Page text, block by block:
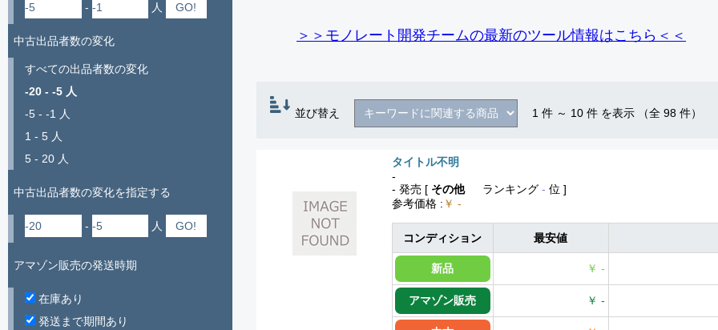
＞＞モノレート開発チームの最新のツール情報はこちら＜＜
並び替え 1 件 ～ 10 件 を表示 （全 98 件）
タイトル不明
-
- 発売 [ その他 ランキング - 位 ]
参考価格 : ￥ -
コンディション 最安値
新品 ￥ -
アマゾン販売 ￥ -
- 人
中古出品者数の変化
すべての出品者数の変化
-20 - -5 人
-5 - -1 人
1 - 5 人
5 - 20 人
中古出品者数の変化を指定する
- 人
アマゾン販売の発送時期
在庫あり
発送まで期間あり